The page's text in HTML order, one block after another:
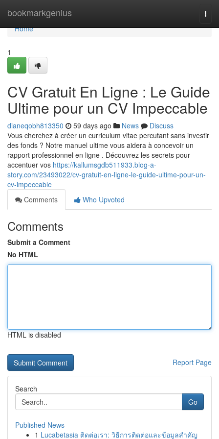
bookmarkgenius
Home
Home
1
CV Gratuit En Ligne : Le Guide
Ultime pour un CV Impeccable
dianeqobh813350 59 days ago News
Discuss
Vous cherchez à créer un curriculum vitae percutant sans investir
des fonds ? Notre manuel ultime vous aidera à concevoir un
rapport professionnel en ligne . Découvrez les secrets pour
accentuer vos https://kallumsgdb511933.blog-a-
story.com/23493022/cv-gratuit-en-ligne-le-guide-ultime-pour-un-
cv-impeccable
Comments
Who Upvoted
Comments
Submit a Comment
No HTML
HTML is disabled
Report Page
Search
Go
Published News
1 Lucabetasia ติดต่อเรา: วิธีการติดต่อและข้อมูลสำคัญ